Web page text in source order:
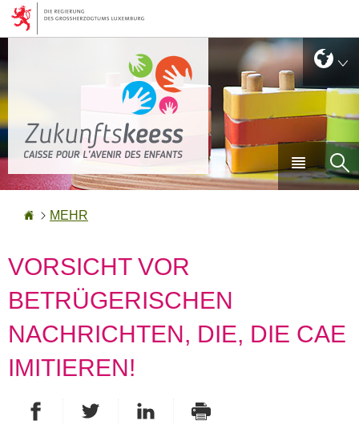
Zur
Navigation
Zum
Inhalt
Haupt-
Sprache
wechseln
Startseite
MEHR
VORSICHT VOR
BETRÜGERISCHEN
NACHRICHTEN, DIE, DIE CAE
IMITIEREN!
Auf Facebook teilen - Neues Fenster
Auf Twitter teilen- Neues Fenster
Auf LinkedIn teilen